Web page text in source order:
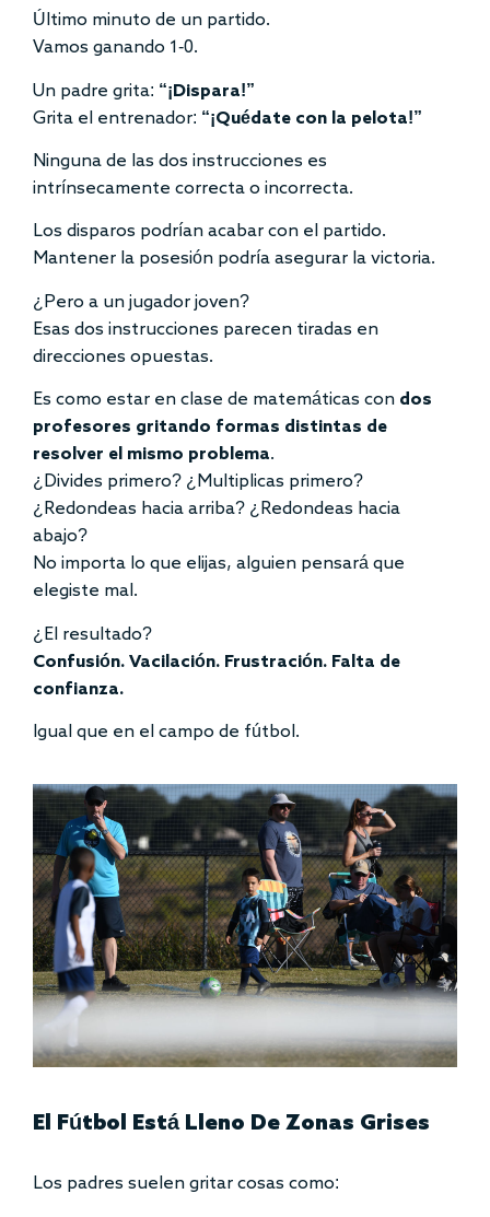
Último minuto de un partido.
Vamos ganando 1-0.
Un padre grita: “¡Dispara!”
Grita el entrenador: “¡Quédate con la pelota!”
Ninguna de las dos instrucciones es
intrínsecamente correcta o incorrecta.
Los disparos podrían acabar con el partido.
Mantener la posesión podría asegurar la victoria.
¿Pero a un jugador joven?
Esas dos instrucciones parecen tiradas en
direcciones opuestas.
Es como estar en clase de matemáticas con dos
profesores gritando formas distintas de
resolver el mismo problema.
¿Divides primero? ¿Multiplicas primero?
¿Redondeas hacia arriba? ¿Redondeas hacia
abajo?
No importa lo que elijas, alguien pensará que
elegiste mal.
¿El resultado?
Confusión. Vacilación. Frustración. Falta de
confianza.
Igual que en el campo de fútbol.
El Fútbol Está Lleno De Zonas Grises
Los padres suelen gritar cosas como: